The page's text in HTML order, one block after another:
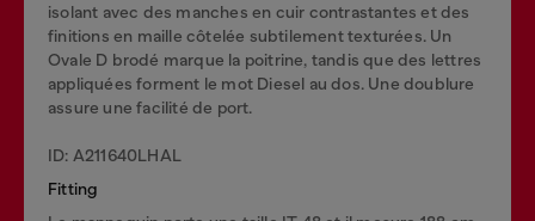
isolant avec des manches en cuir contrastantes et des
finitions en maille côtelée subtilement texturées. Un
Ovale D brodé marque la poitrine, tandis que des lettres
appliquées forment le mot Diesel au dos. Une doublure
assure une facilité de port.
ID: A211640LHAL
Fitting